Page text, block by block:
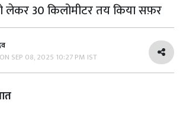
लेकर 30 किलोमीटर तय किया सफ़र
SEP 08, 2025 10:27 PM IST